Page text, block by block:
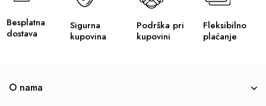
Besplatna
dostava
Sigurna
kupovina
Podrška pri
kupovini
Fleksibilno
plaćanje
O nama